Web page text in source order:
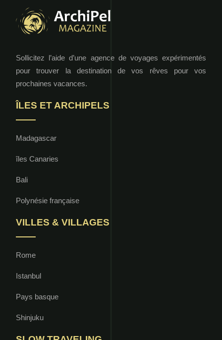
Sollicitez l’aide d’une agence de voyages expérimentés
pour trouver la destination de vos rêves pour vos
prochaines vacances.
ÎLES ET ARCHIPELS
Madagascar
îles Canaries
Bali
Polynésie française
VILLES & VILLAGES
Rome
Istanbul
Pays basque
Shinjuku